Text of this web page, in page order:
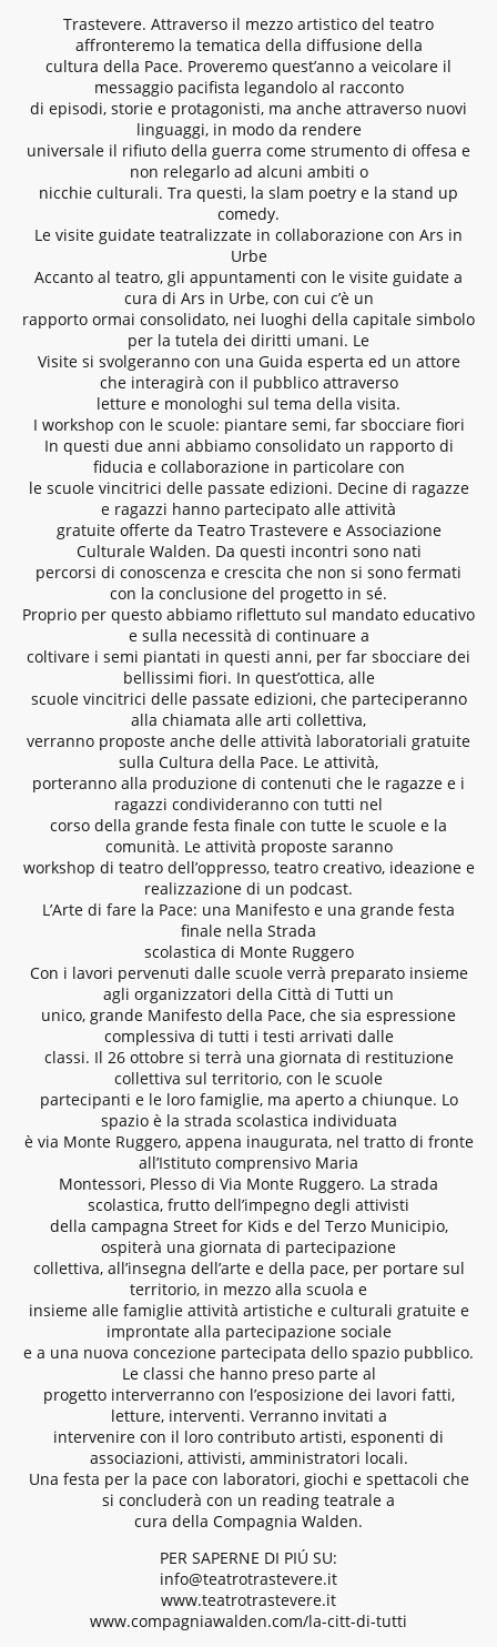
Trastevere. Attraverso il mezzo artistico del teatro
affronteremo la tematica della diffusione della
cultura della Pace. Proveremo quest’anno a veicolare il
messaggio pacifista legandolo al racconto
di episodi, storie e protagonisti, ma anche attraverso nuovi
linguaggi, in modo da rendere
universale il rifiuto della guerra come strumento di offesa e
non relegarlo ad alcuni ambiti o
nicchie culturali. Tra questi, la slam poetry e la stand up
comedy.
Le visite guidate teatralizzate in collaborazione con Ars in
Urbe
Accanto al teatro, gli appuntamenti con le visite guidate a
cura di Ars in Urbe, con cui c’è un
rapporto ormai consolidato, nei luoghi della capitale simbolo
per la tutela dei diritti umani. Le
Visite si svolgeranno con una Guida esperta ed un attore
che interagirà con il pubblico attraverso
letture e monologhi sul tema della visita.
I workshop con le scuole: piantare semi, far sbocciare fiori
In questi due anni abbiamo consolidato un rapporto di
fiducia e collaborazione in particolare con
le scuole vincitrici delle passate edizioni. Decine di ragazze
e ragazzi hanno partecipato alle attività
gratuite offerte da Teatro Trastevere e Associazione
Culturale Walden. Da questi incontri sono nati
percorsi di conoscenza e crescita che non si sono fermati
con la conclusione del progetto in sé.
Proprio per questo abbiamo riflettuto sul mandato educativo
e sulla necessità di continuare a
coltivare i semi piantati in questi anni, per far sbocciare dei
bellissimi fiori. In quest’ottica, alle
scuole vincitrici delle passate edizioni, che parteciperanno
alla chiamata alle arti collettiva,
verranno proposte anche delle attività laboratoriali gratuite
sulla Cultura della Pace. Le attività,
porteranno alla produzione di contenuti che le ragazze e i
ragazzi condivideranno con tutti nel
corso della grande festa finale con tutte le scuole e la
comunità. Le attività proposte saranno
workshop di teatro dell’oppresso, teatro creativo, ideazione e
realizzazione di un podcast.
L’Arte di fare la Pace: una Manifesto e una grande festa
finale nella Strada
scolastica di Monte Ruggero
Con i lavori pervenuti dalle scuole verrà preparato insieme
agli organizzatori della Città di Tutti un
unico, grande Manifesto della Pace, che sia espressione
complessiva di tutti i testi arrivati dalle
classi. Il 26 ottobre si terrà una giornata di restituzione
collettiva sul territorio, con le scuole
partecipanti e le loro famiglie, ma aperto a chiunque. Lo
spazio è la strada scolastica individuata
è via Monte Ruggero, appena inaugurata, nel tratto di fronte
all’Istituto comprensivo Maria
Montessori, Plesso di Via Monte Ruggero. La strada
scolastica, frutto dell’impegno degli attivisti
della campagna Street for Kids e del Terzo Municipio,
ospiterà una giornata di partecipazione
collettiva, all’insegna dell’arte e della pace, per portare sul
territorio, in mezzo alla scuola e
insieme alle famiglie attività artistiche e culturali gratuite e
improntate alla partecipazione sociale
e a una nuova concezione partecipata dello spazio pubblico.
Le classi che hanno preso parte al
progetto interverranno con l’esposizione dei lavori fatti,
letture, interventi. Verranno invitati a
intervenire con il loro contributo artisti, esponenti di
associazioni, attivisti, amministratori locali.
Una festa per la pace con laboratori, giochi e spettacoli che
si concluderà con un reading teatrale a
cura della Compagnia Walden.
PER SAPERNE DI PIÚ SU:
info@teatrotrastevere.it
www.teatrotrastevere.it
www.compagniawalden.com/la-citt-di-tutti